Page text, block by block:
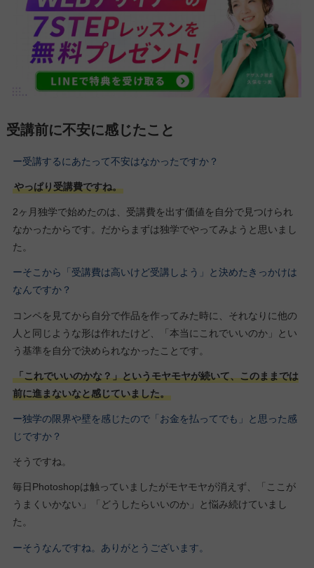
受講前に不安に感じたこと
ー受講するにあたって不安はなかったですか？
やっぱり受講費ですね。
2ヶ月独学で始めたのは、受講費を出す価値を自分で見つけられ
なかったからです。だからまずは独学でやってみようと思いまし
た。
ーそこから「受講費は高いけど受講しよう」と決めたきっかけは
なんですか？
コンペを見てから自分で作品を作ってみた時に、それなりに他の
人と同じような形は作れたけど、「本当にこれでいいのか」とい
う基準を自分で決められなかったことです。
「これでいいのかな？」というモヤモヤが続いて、このままでは
前に進まないなと感じていました。
ー独学の限界や壁を感じたので「お金を払ってでも」と思った感
じですか？
そうですね。
毎日Photoshopは触っていましたがモヤモヤが消えず、「ここが
うまくいかない」「どうしたらいいのか」と悩み続けていまし
た。
ーそうなんですね。ありがとうございます。